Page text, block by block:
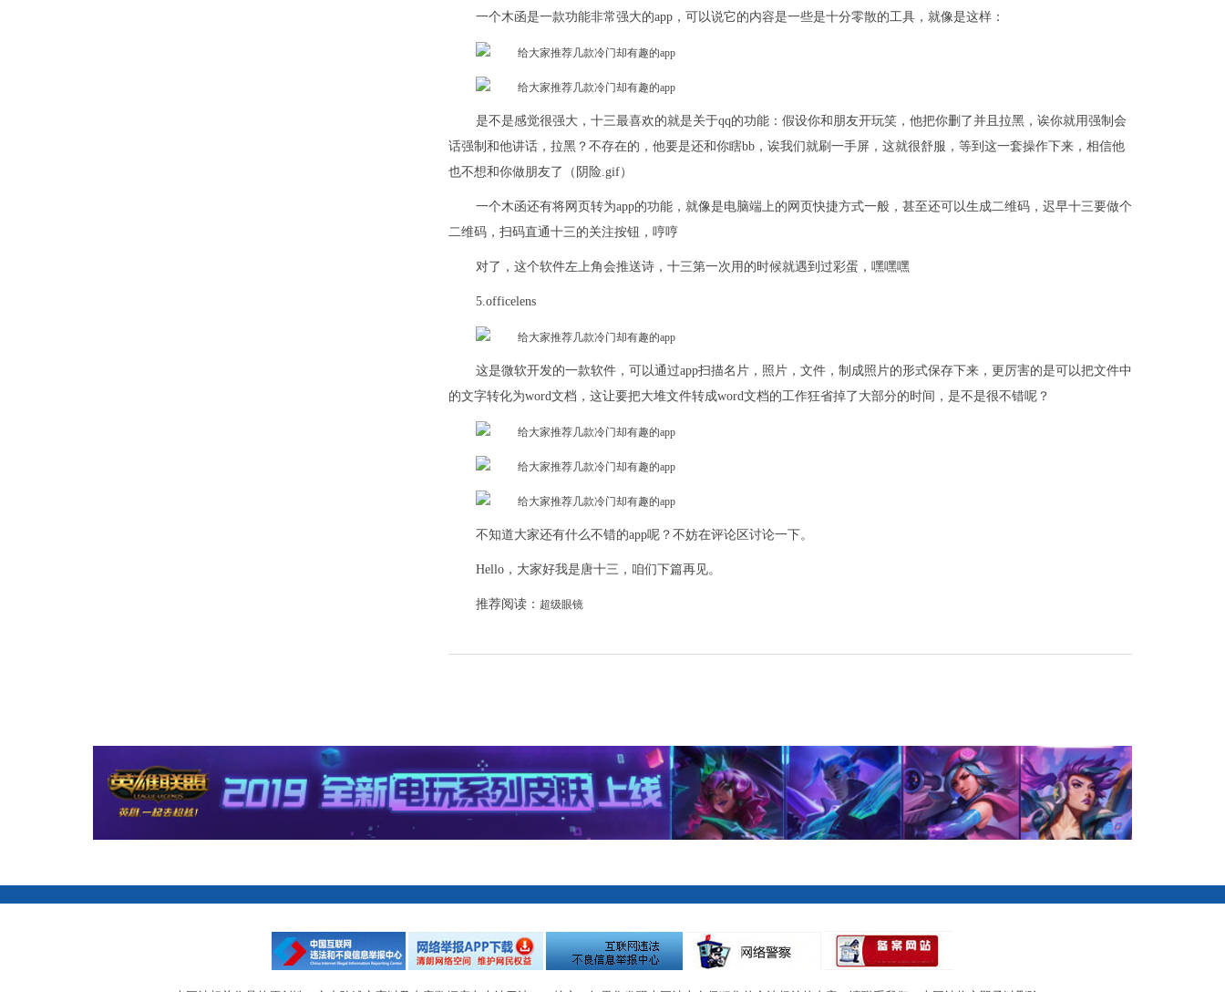
一个木函是一款功能非常强大的app，可以说它的内容是一些是十分零散的工具，就像是这样：
是不是感觉很强大，十三最喜欢的就是关于qq的功能：假设你和朋友开玩笑，他把你删了并且拉黑，诶你就用强制会
话强制和他讲话，拉黑？不存在的，他要是还和你瞎bb，诶我们就刷一手屏，这就很舒服，等到这一套操作下来，相信他
也不想和你做朋友了（阴险.gif）
一个木函还有将网页转为app的功能，就像是电脑端上的网页快捷方式一般，甚至还可以生成二维码，迟早十三要做个
二维码，扫码直通十三的关注按钮，哼哼
对了，这个软件左上角会推送诗，十三第一次用的时候就遇到过彩蛋，嘿嘿嘿
5.officelens
这是微软开发的一款软件，可以通过app扫描名片，照片，文件，制成照片的形式保存下来，更厉害的是可以把文件中
的文字转化为word文档，这让要把大堆文件转成word文档的工作狂省掉了大部分的时间，是不是很不错呢？
不知道大家还有什么不错的app呢？不妨在评论区讨论一下。
Hello，大家好我是唐十三，咱们下篇再见。
推荐阅读： 超级眼镜